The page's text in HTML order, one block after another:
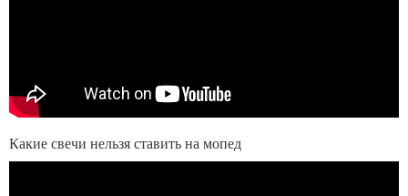
Какие свечи нельзя ставить на мопед